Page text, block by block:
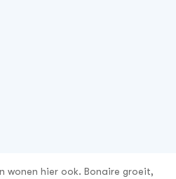
wonen hier ook. Bonaire groeit,